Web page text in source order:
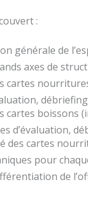
:
générale de
axes de
cartes
cartes boissons
d’évaluation,
des cartes
pour
de